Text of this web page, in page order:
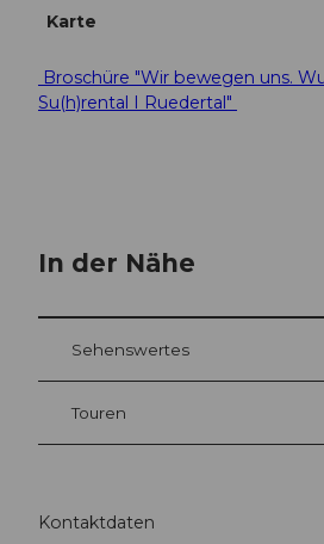
Karte
Broschüre "Wir bewegen uns.
Su(h)rental I Ruedertal"
In der Nähe
Sehenswertes
Touren
Kontaktdaten